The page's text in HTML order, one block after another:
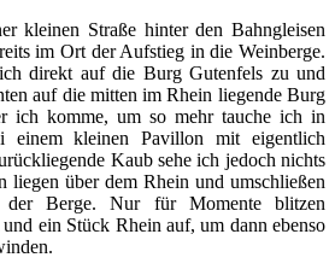
kleinen Straße hinter den Bahngleisen
im Ort der Aufstieg in die Weinberge.
direkt auf die Burg Gutenfels zu und
auf die mitten im Rhein liegende Burg
ich komme, um so mehr tauche ich in
einem kleinen Pavillon mit eigentlich
Kaub sehe ich jedoch nichts
liegen über dem Rhein und umschließen
Berge. Nur für Momente blitzen
ein Stück Rhein auf, um dann ebenso